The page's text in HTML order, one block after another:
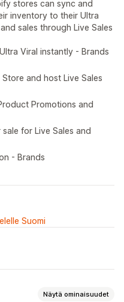
stores can sync and
inventory to their Ultra
sales through Live Sales
Viral instantly - Brands
and host Live Sales
Promotions and
for Live Sales and
- Brands
Suomi
Näytä ominaisuudet